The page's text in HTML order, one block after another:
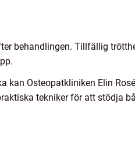
behandlingen. Tillfällig
kan Osteopatkliniken Elin
tekniker för att stödja